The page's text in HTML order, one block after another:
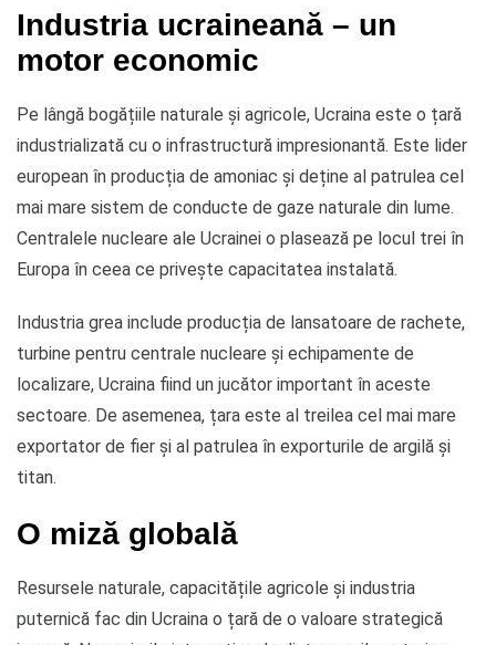
Industria ucraineană – un
motor economic
Pe lângă bogățiile naturale și agricole, Ucraina este o țară
industrializată cu o infrastructură impresionantă. Este lider
european în producția de amoniac și deține al patrulea cel
mai mare sistem de conducte de gaze naturale din lume.
Centralele nucleare ale Ucrainei o plasează pe locul trei în
Europa în ceea ce privește capacitatea instalată.
Industria grea include producția de lansatoare de rachete,
turbine pentru centrale nucleare și echipamente de
localizare, Ucraina fiind un jucător important în aceste
sectoare. De asemenea, țara este al treilea cel mai mare
exportator de fier și al patrulea în exporturile de argilă și
titan.
O miză globală
Resursele naturale, capacitățile agricole și industria
puternică fac din Ucraina o țară de o valoare strategică